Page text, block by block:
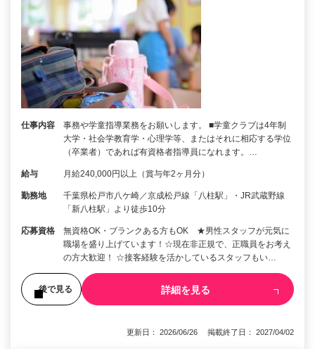
仕事内容
事務や学童指導業務をお願いします。 ■学童クラブは4年制
大学・社会学教育学・心理学等、またはそれに相応する学位
（卒業者）であれば有資格者指導員になれます。…
給与 月給240,000円以上（賞与年2ヶ月分）
勤務地
千葉県松戸市八ケ崎／京成松戸線「八柱駅」・JR武蔵野線
「新八柱駅」より徒歩10分
応募資格
無資格OK・ブランクある方もOK ★男性スタッフが元気に
職場を盛り上げています！☆現在非正規で、正職員をお考え
の方大歓迎！ ☆接客経験を活かしているスタッフもい…
後で見る 詳細を見る
更新日： 2026/06/26 掲載終了日： 2027/04/02